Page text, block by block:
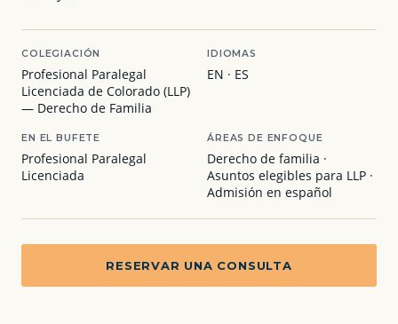
COLEGIACIÓN
Profesional Paralegal
Licenciada de Colorado (LLP)
— Derecho de Familia
IDIOMAS
EN · ES
EN EL BUFETE
Profesional Paralegal
Licenciada
ÁREAS DE ENFOQUE
Derecho de familia ·
Asuntos elegibles para LLP ·
Admisión en español
RESERVAR UNA CONSULTA